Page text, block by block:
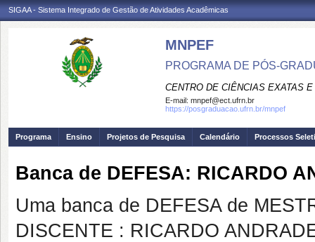
SIGAA - Sistema Integrado de Gestão de Atividades Acadêmicas
MNPEF
PROGRAMA DE PÓS-
CENTRO DE CIÊNCIAS EXATAS
E-mail: mnpef@ect.ufrn.br
https://posgraduacao.ufrn.br/mnpef
Programa Ensino Projetos de Pesquisa Calendário Processos
Banca de DEFESA: RICARDO
Uma banca de DEFESA de
DISCENTE : RICARDO